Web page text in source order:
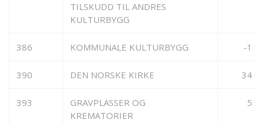
TILSKUDD TIL ANDRES
KULTURBYGG
386 KOMMUNALE KULTURBYGG -1
390 DEN NORSKE KIRKE 34
393
GRAVPLASSER OG
KREMATORIER
5